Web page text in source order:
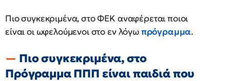
Πιο συγκεκριμένα, στο ΦΕΚ αναφέρεται ποιοι
είναι οι ωφελούμενοι στο εν λόγωπρόγραμμα.
Πιο συγκεκριμένα, στο
Πρόγραμμα ΠΠΠ είναι παιδιά που